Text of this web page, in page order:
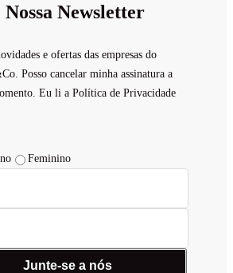
Nossa Newsletter
e ofertas das empresas do
Posso cancelar minha assinatura a
Eu li a Política de Privacidade
Feminino
Junte-se a nós